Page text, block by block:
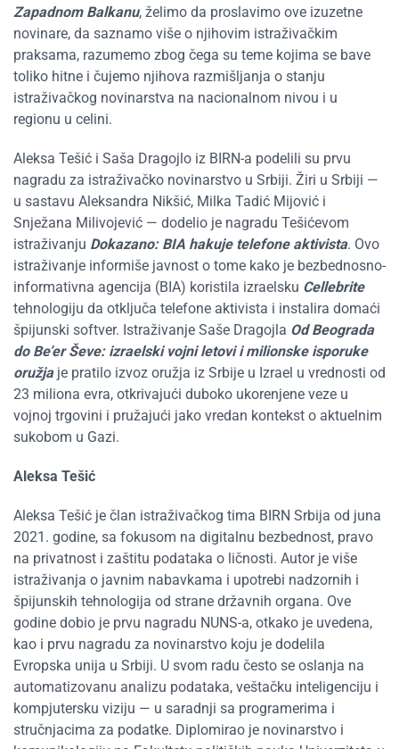
Zapadnom Balkanu, želimo da proslavimo ove izuzetne
novinare, da saznamo više o njihovim istraživačkim
praksama, razumemo zbog čega su teme kojima se bave
toliko hitne i čujemo njihova razmišljanja o stanju
istraživačkog novinarstva na nacionalnom nivou i u
regionu u celini.
Aleksa Tešić i Saša Dragojlo iz BIRN-a podelili su prvu
nagradu za istraživačko novinarstvo u Srbiji. Žiri u Srbiji —
u sastavu Aleksandra Nikšić, Milka Tadić Mijović i
Snježana Milivojević — dodelio je nagradu Tešićevom
istraživanju Dokazano: BIA hakuje telefone aktivista. Ovo
istraživanje informiše javnost o tome kako je bezbednosno-
informativna agencija (BIA) koristila izraelsku Cellebrite
tehnologiju da otključa telefone aktivista i instalira domaći
špijunski softver. Istraživanje Saše Dragojla Od Beograda
do Be’er Ševe: izraelski vojni letovi i milionske isporuke
oružjaje pratilo izvoz oružja iz Srbije u Izrael u vrednosti od
23 miliona evra, otkrivajući duboko ukorenjene veze u
vojnoj trgovini i pružajući jako vredan kontekst o aktuelnim
sukobom u Gazi.
Aleksa Tešić
Aleksa Tešić je član istraživačkog tima BIRN Srbija od juna
2021. godine, sa fokusom na digitalnu bezbednost, pravo
na privatnost i zaštitu podataka o ličnosti. Autor je više
istraživanja o javnim nabavkama i upotrebi nadzornih i
špijunskih tehnologija od strane državnih organa. Ove
godine dobio je prvu nagradu NUNS-a, otkako je uvedena,
kao i prvu nagradu za novinarstvo koju je dodelila
Evropska unija u Srbiji. U svom radu često se oslanja na
automatizovanu analizu podataka, veštačku inteligenciju i
kompjutersku viziju — u saradnji sa programerima i
stručnjacima za podatke. Diplomirao je novinarstvo i